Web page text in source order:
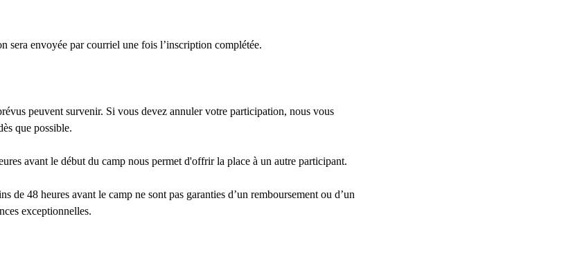
sera envoyée par courriel une fois l’inscription complétée.
peuvent survenir. Si vous devez annuler votre participation, nous vous
que possible.
avant le début du camp nous permet d'offrir la place à un autre participant.
de 48 heures avant le camp ne sont pas garanties d’un remboursement ou d’un
exceptionnelles.